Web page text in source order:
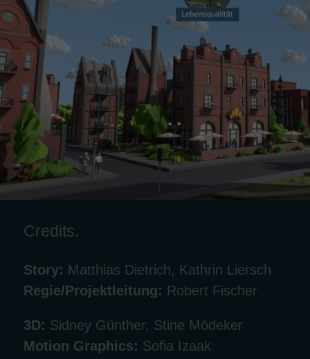
Credits.
Story: Matthias Dietrich, Kathrin Liersch
Regie/Projektleitung: Robert Fischer
3D: Sidney Günther, Stine Mödeker
Motion Graphics: Sofia Izaak